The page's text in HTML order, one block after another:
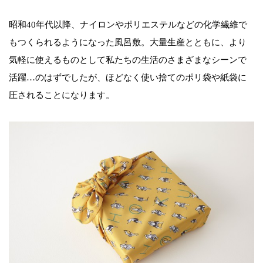
昭和40年代以降、ナイロンやポリエステルなどの化学繊維で
もつくられるようになった風呂敷。大量生産とともに、より
気軽に使えるものとして私たちの生活のさまざまなシーンで
活躍…のはずでしたが、ほどなく使い捨てのポリ袋や紙袋に
圧されることになります。